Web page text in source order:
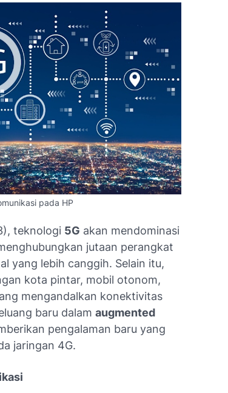
pada HP
teknologi 5G akan mendominasi
jutaan perangkat
yang lebih canggih. Selain itu,
kota pintar, mobil otonom,
mengandalkan konektivitas
baru dalam augmented
pengalaman baru yang
jaringan 4G.